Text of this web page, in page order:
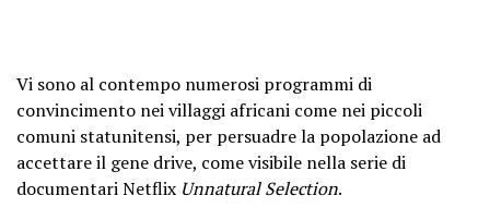
Vi sono al contempo numerosi programmi di
convincimento nei villaggi africani come nei piccoli
comuni statunitensi, per persuadre la popolazione ad
accettare il gene drive, come visibile nella serie di
documentari Netflix Unnatural Selection.